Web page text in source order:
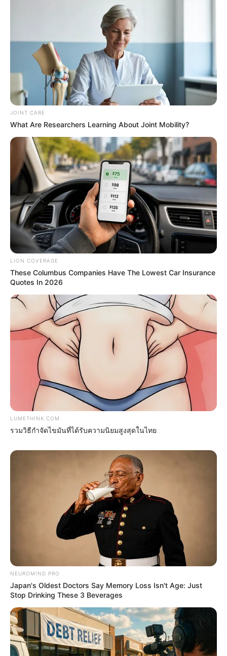
Arthrologist Begs To Stop Buying Knee Braces -
Do This Instead
FORGE BODY
Japan's Oldest Doctors Say Memory Loss Isn't
Age: Just Stop Eating These 3 Foods
NEUROMIND PRO
Surgeons: This Simple Method Ends Joint Pain &
Arthritis! Try It!
FORGE BODY
She Chose To Remove The Tattoos On Her Face.
Look At Her Now
Bear Approaches Cat: What Happens Next Is Pure
Man Teaches Lesson To Seat-Kicking Kid And
Mom – Watch!
JOINT CARE
What Are Researchers Learning About Joint Mobility?
LION COVERAGE
These Columbus Companies Have The Lowest Car Insurance
Quotes In 2026
LUMETHINK.COM
รวมวิธีกำจัดไขมันที่ได้รับความนิยมสูงสุดในไทย
NEUROMIND PRO
Japan's Oldest Doctors Say Memory Loss Isn't Age: Just
Stop Drinking These 3 Beverages